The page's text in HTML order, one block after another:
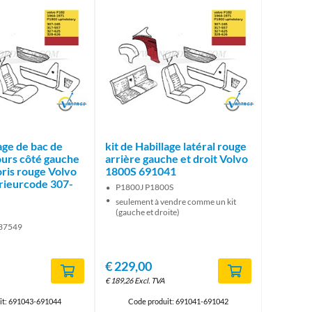
Brand
de bac de
côté gauche
rouge Volvo
307-
691043-691044
Brand
kit de Habillage latéral rouge
arrière gauche et droit Volvo
1800S 691041
P1800J P1800S
seulement à vendre comme un kit
(gauche et droite)
€229,00
€189,26 Excl. TVA
Code produit: 691041-691042